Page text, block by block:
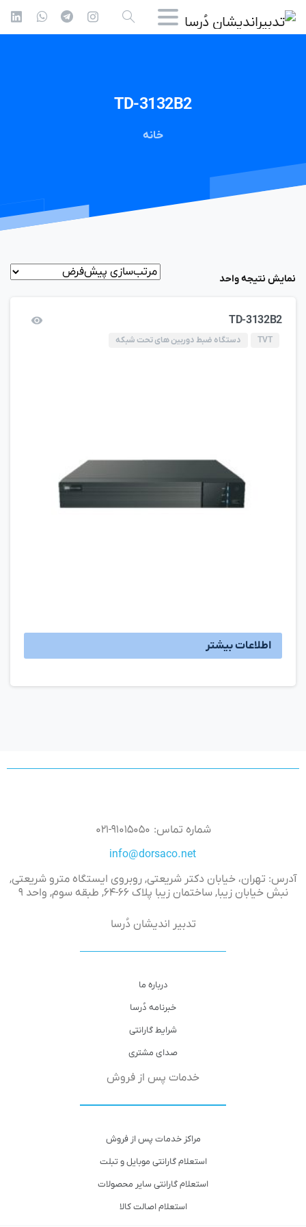
TD-3132B2
خانه
نمایش نتیجه واحد
TD-3132B2
TVT دستگاه ضبط دوربین های تحت شبکه
اطلاعات بیشتر
شماره تماس: ۹۱۰۱۵۰۵۰-۰۲۱
آدرس: تهران، خیابان دکتر شریعتی, روبروی ایستگاه مترو شریعتی,
نبش خیابان زیبا, ساختمان زیبا پلاک ۶۶-۶۴, طبقه سوم, واحد ۹
تدبیر اندیشان دُرسا
درباره ما
خبرنامه دُرسا
شرایط گارانتی
صدای مشتری
خدمات پس از فروش
مراکز خدمات پس از فروش
استعلام گارانتی موبایل و تبلت
استعلام گارانتی سایر محصولات
استعلام اصالت کالا